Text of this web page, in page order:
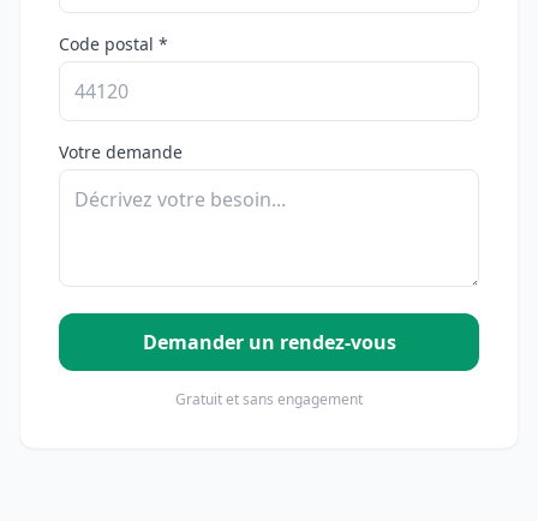
Code postal *
Votre demande
Demander un rendez-vous
Gratuit et sans engagement